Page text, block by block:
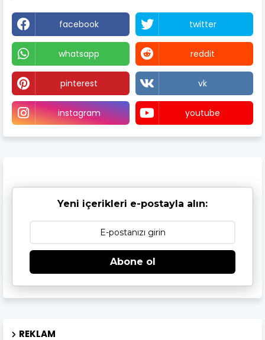
facebook twitter
whatsapp reddit
pinterest vk
instagram youtube
Yeni içerikleri e-postayla alın:
Abone ol
REKLAM